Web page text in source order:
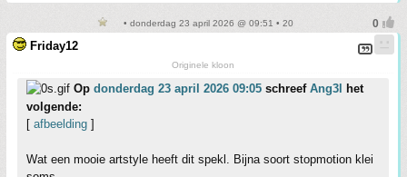
• donderdag 23 april 2026 @ 09:51 • 20
Friday12
Originele kloon
Op donderdag 23 april 2026 09:05 schreef Ang3l
het
volgende:
[ afbeelding ]
Wat een mooie artstyle heeft dit spekl. Bijna soort stopmotion klei